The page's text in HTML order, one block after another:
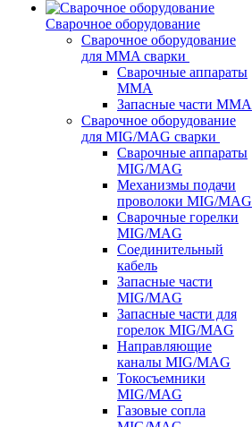
Сварочное оборудование
Сварочное оборудование
для MMA сварки
Сварочные аппараты
MMA
Запасные части MMA
Сварочное оборудование
для MIG/MAG сварки
Сварочные аппараты
MIG/MAG
Механизмы подачи
проволоки MIG/MAG
Сварочные горелки
MIG/MAG
Соединительный
кабель
Запасные части
MIG/MAG
Запасные части для
горелок MIG/MAG
Направляющие
каналы MIG/MAG
Токосъемники
MIG/MAG
Газовые сопла